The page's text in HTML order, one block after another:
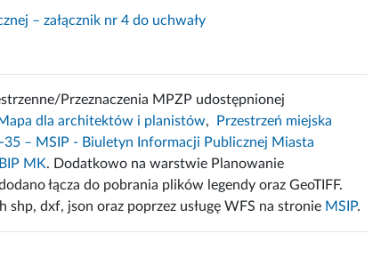
– załącznik nr 4 do uchwały
Przeznaczenia MPZP udostępnionej
dla architektów i planistów, Przestrzeń miejska
35 – MSIP - Biuletyn Informacji Publicznej Miasta
MK. Dodatkowo na warstwie Planowanie
łącza do pobrania plików legendy oraz GeoTIFF.
dxf, json oraz poprzez usługę WFS na stronie MSIP.